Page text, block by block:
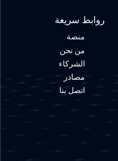
روابط سريعة
منصة
من نحن
الشركاء
مصادر
اتصل بنا